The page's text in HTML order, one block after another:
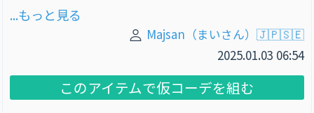
...もっと見る
Majsan（まいさん）🇯🇵🇸🇪
2025.01.03 06:54
このアイテムで仮コーデを組む